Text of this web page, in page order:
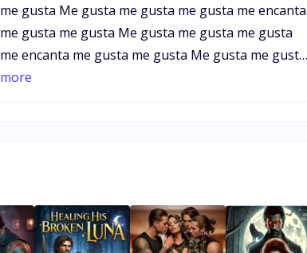
me gusta Me gusta me gusta me gusta me encanta
me gusta me gusta Me gusta me gusta me gusta
me encanta me gusta me gusta Me gusta me gusta
me gusta me encanta me gusta me gusta Me gusta
more